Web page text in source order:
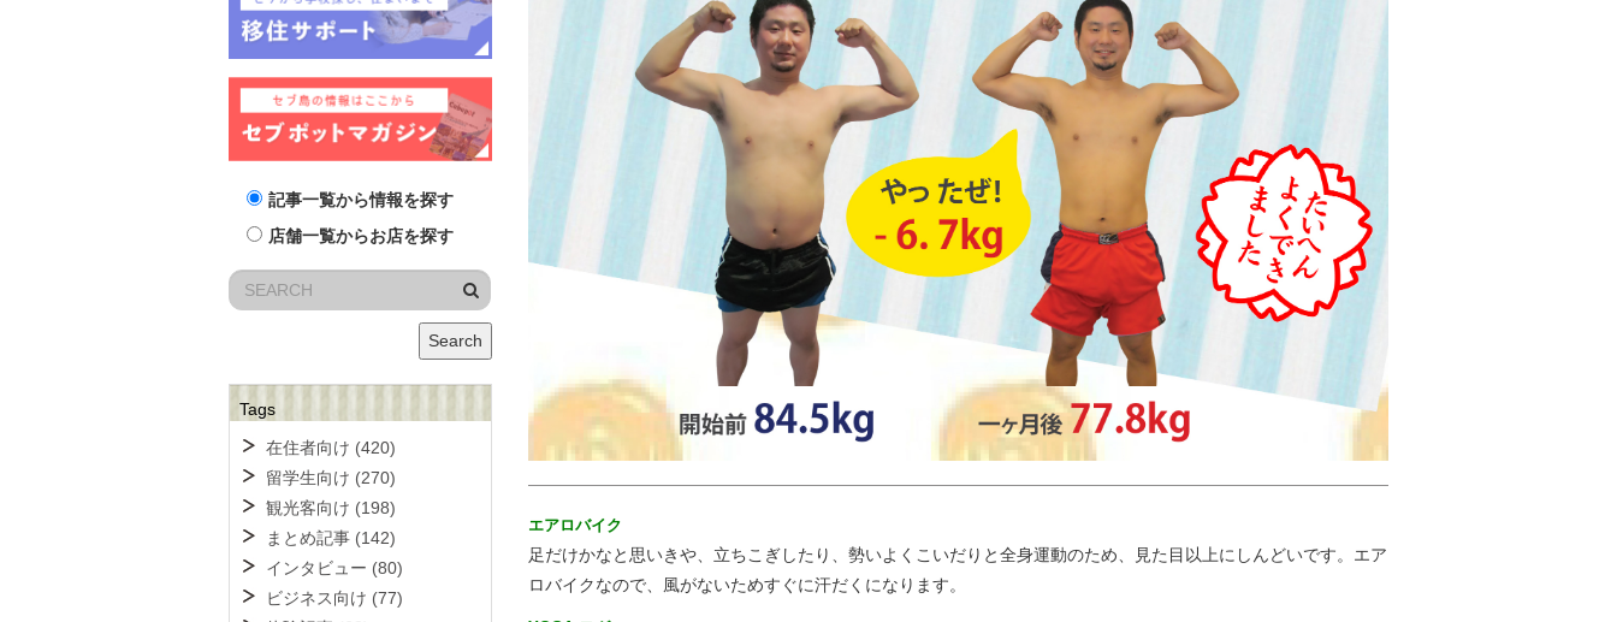
エアロバイク
足だけかなと思いきや、立ちこぎしたり、勢いよくこいだりと全身運動のため、見た目以上にしんどいです。エア
ロバイクなので、風がないためすぐに汗だくになります。
記事一覧から情報を探す
店舗一覧からお店を探す
Search
Tags
在住者向け (420)
留学生向け (270)
観光客向け (198)
まとめ記事 (142)
インタビュー (80)
ビジネス向け (77)